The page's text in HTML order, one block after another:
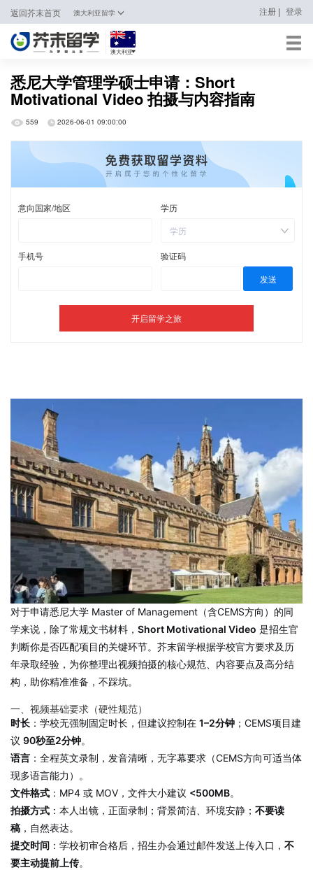
返回芥末首页 澳大利亚留学 注册 | 登录
澳大利亚
韩国
新加坡
马来西亚
悉尼大学管理学硕士申请：Short
Motivational Video 拍摄与内容指南
559 2026-06-01 09:00:00
对于申请悉尼大学 Master of Management（含CEMS方向）的同
学来说，除了常规文书材料， Short Motivational Video 是招生官
判断你是否匹配项目的关键环节。芥末留学根据学校官方要求及历
年录取经验，为你整理出视频拍摄的核心规范、内容要点及高分结
构，助你精准准备，不踩坑。
一、视频基础要求（硬性规范）
时长 ：学校无强制固定时长，但建议控制在 1–2分钟 ；CEMS项目建
议 90秒至2分钟。
语言 ：全程英文录制，发音清晰，无字幕要求（CEMS方向可适当体
现多语言能力）。
文件格式 ：MP4 或 MOV，文件大小建议 <500MB。
拍摄方式 ：本人出镜，正面录制；背景简洁、环境安静； 不要读
稿 ，自然表达。
提交时间 ：学校初审合格后，招生办会通过邮件发送上传入口， 不
要主动提前上传。